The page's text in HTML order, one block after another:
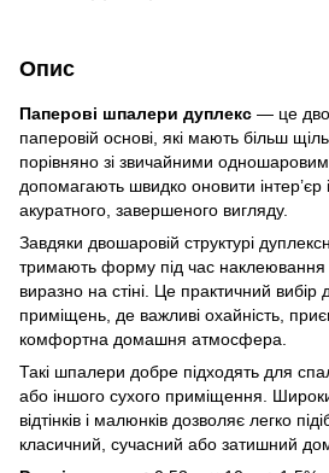
Опис
Паперові шпалери дуплекс — це
паперовій основі, які мають більш
порівняно зі звичайними
допомагають швидко оновити інтер’єр
акуратного, завершеного вигляду.
Завдяки двошаровій структурі
тримають форму під час наклеювання
виразно на стіні. Це практичний вибір
приміщень, де важливі охайність,
комфортна домашня атмосфера.
Такі шпалери добре підходять для
або іншого сухого приміщення.
відтінків і малюнків дозволяє легко
класичний, сучасний або затишний